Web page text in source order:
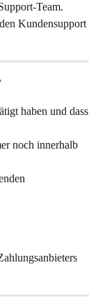
Team.
Kundensupport
haben und dass
noch innerhalb